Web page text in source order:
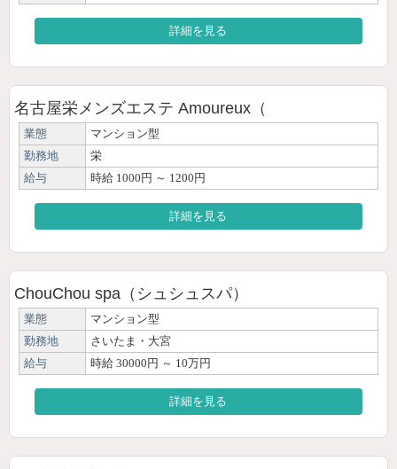
詳細を見る
名古屋栄メンズエステ Amoureux（
業態
マンション型
勤務地
栄
給与
時給 1000円 ～ 1200円
詳細を見る
ChouChou spa（シュシュスパ）
業態
マンション型
勤務地
さいたま・大宮
給与
時給 30000円 ～ 10万円
詳細を見る